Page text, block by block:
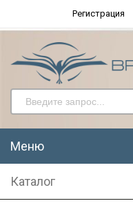
Регистрация
Меню
Каталог